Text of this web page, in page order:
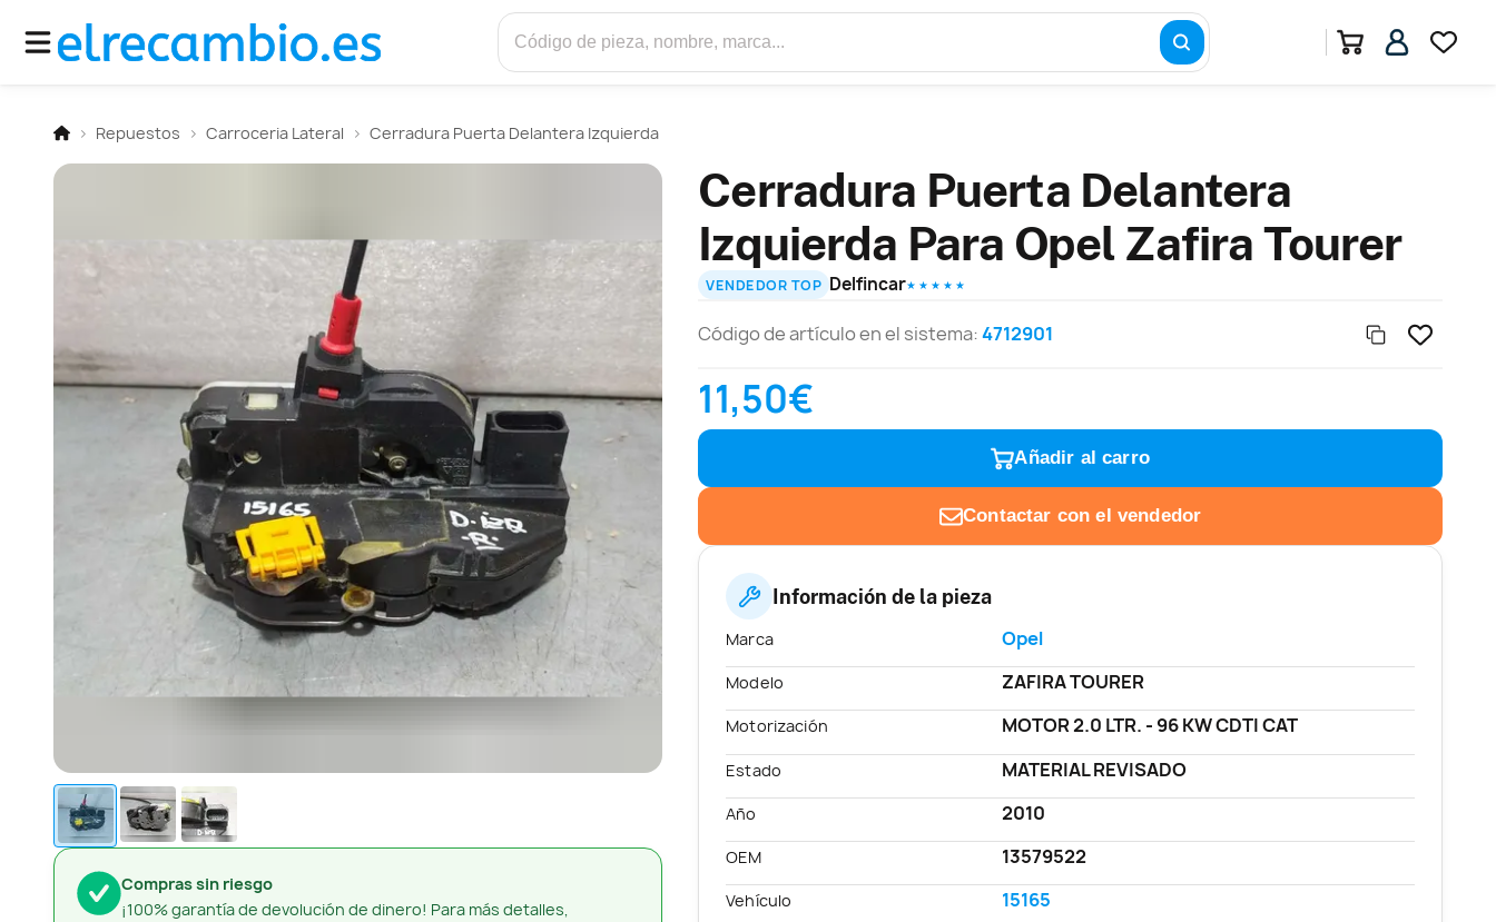
Repuestos Carroceria Lateral Cerradura Puerta Delantera Izquierda
Compras sin riesgo
¡100% garantía de devolución de dinero! Para más detalles,
Cerradura Puerta Delantera
Izquierda Para Opel Zafira Tourer
VENDEDOR TOP Delfincar★ ★ ★ ★ ★
Código de artículo en el sistema:4712901
11,50€
Añadir al carro
Contactar con el vendedor
Información de la pieza
Marca Opel
Modelo ZAFIRA TOURER
Motorización MOTOR 2.0 LTR. - 96 KW CDTI CAT
Estado MATERIAL REVISADO
Año 2010
OEM 13579522
Vehículo 15165